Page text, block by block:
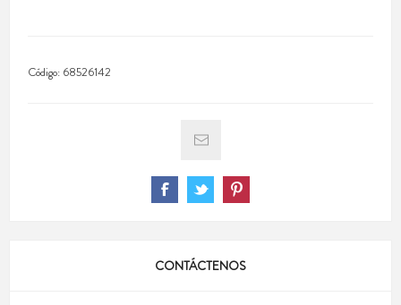
Código: 68526142
CONTÁCTENOS